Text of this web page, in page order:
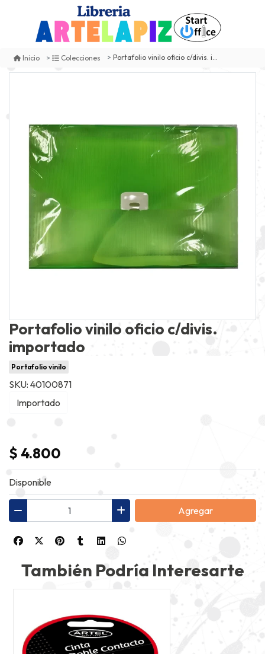
Inicio Colecciones Portafolio vinilo oficio c/divis. importado
Portafolio vinilo oficio c/divis.
importado
Portafolio vinilo
SKU: 40100871
Importado
$ 4.800
Disponible
Agregar
También Podría Interesarte